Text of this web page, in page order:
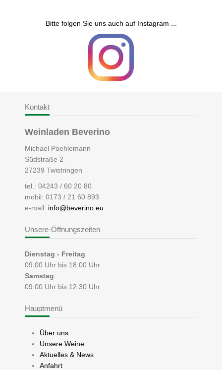
Bitte folgen Sie uns auch auf Instagram ...
Kontakt
Weinladen Beverino
Michael Poehlemann
Südstraße 2
27239 Twistringen
tel.: 04243 / 60 20 80
mobil: 0173 / 21 60 893
e-mail: info@beverino.eu
Unsere-Öffnungszeiten
Dienstag - Freitag
09.00 Uhr bis 18.00 Uhr
Samstag
09.00 Uhr bis 12.30 Uhr
Hauptmenü
Über uns
Unsere Weine
Aktuelles & News
Anfahrt